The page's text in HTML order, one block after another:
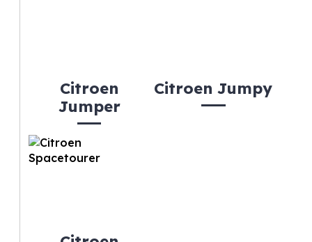
Citroen
Jumper
Citroen Jumpy